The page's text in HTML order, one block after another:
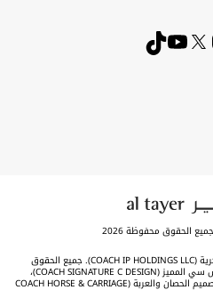
الحقوق محفوظة 2026
©2026 شركة كوتش لحفظ الحقوق الفكرية (COACH IP HOLDINGS LLC). جميع الحقوق
محفوظة. كوتش (COACH)، وشعار كوتش سي المميز (COACH SIGNATURE C DESIGN)،
وكوتش & تاج (COACH & TAG DESIGN)، وتصميم الحصان والعربة (COACH HORSE & CARRIAGE